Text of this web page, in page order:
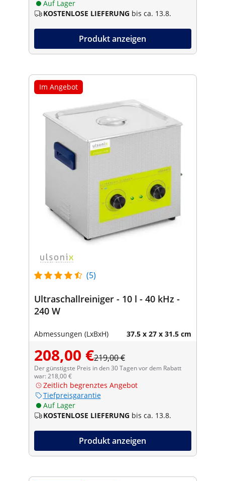
Auf Lager
KOSTENLOSE LIEFERUNG bis ca. 13.8.
Produkt anzeigen
Im Angebot
(5)
Ultraschallreiniger - 10 l - 40 kHz -
240 W
Abmessungen (LxBxH) 37.5 x 27 x 31.5 cm
208,00 €219,00 €
Der günstigste Preis in den 30 Tagen vor dem Rabatt
war: 218,00 €
Zeitlich begrenztes Angebot
Tiefpreisgarantie
Auf Lager
KOSTENLOSE LIEFERUNG bis ca. 13.8.
Produkt anzeigen